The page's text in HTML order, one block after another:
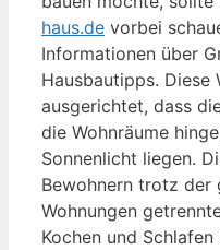
haus.de vorbei
Informationen über
Hausbautipps. Diese
ausgerichtet, dass
die Wohnräume
Sonnenlicht liegen.
Bewohnern trotz der
Wohnungen
Kochen und